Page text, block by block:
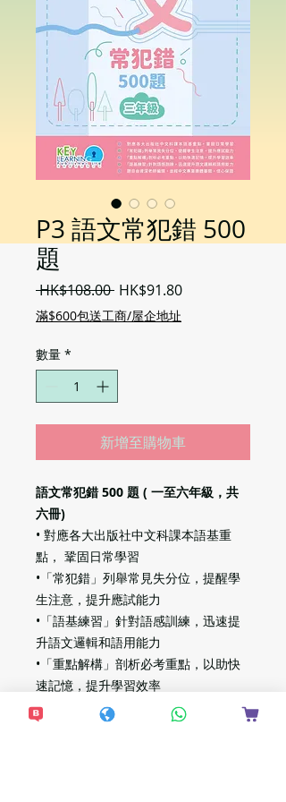
P3 語文常犯錯 500
題
HK$108.00 一
般
HK$91.80促
滿$600包送工商/屋企地址
數量 *
新增至購物車
語文常犯錯 500 題 ( 一至六年級，共
六冊)
• 對應各大出版社中文科課本語基重
點， 鞏固日常學習
•「常犯錯」列舉常見失分位，提醒學
生注意，提升應試能力
•「語基練習」針對語感訓練，迅速提
升語文邏輯和語用能力
•「重點解構」剖析必考重點，以助快
速記憶，提升學習效率
• 題目由資深老師編撰，並經中文專業